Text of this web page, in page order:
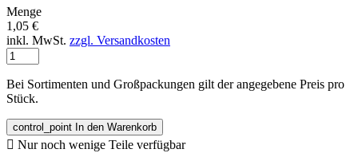
Menge
1,05 €
inkl. MwSt. zzgl. Versandkosten
Bei Sortimenten und Großpackungen gilt der angegebene Preis pro
Stück.
control_point In den Warenkorb
 Nur noch wenige Teile verfügbar